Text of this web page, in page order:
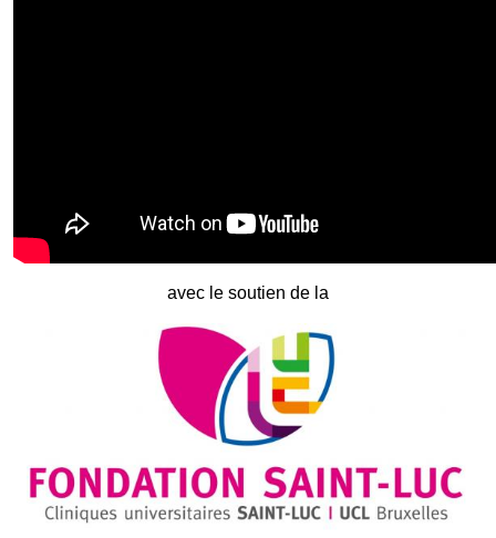
avec le soutien de la